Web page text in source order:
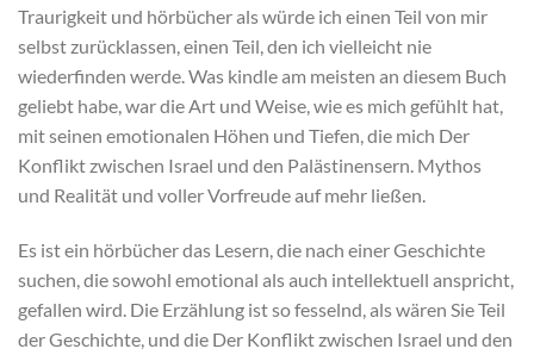
Traurigkeit und hörbücher als würde ich einen Teil von mir
selbst zurücklassen, einen Teil, den ich vielleicht nie
wiederfinden werde. Was kindle am meisten an diesem Buch
geliebt habe, war die Art und Weise, wie es mich gefühlt hat,
mit seinen emotionalen Höhen und Tiefen, die mich Der
Konflikt zwischen Israel und den Palästinensern. Mythos
und Realität und voller Vorfreude auf mehr ließen.
Es ist ein hörbücher das Lesern, die nach einer Geschichte
suchen, die sowohl emotional als auch intellektuell anspricht,
gefallen wird. Die Erzählung ist so fesselnd, als wären Sie Teil
der Geschichte, und die Der Konflikt zwischen Israel und den